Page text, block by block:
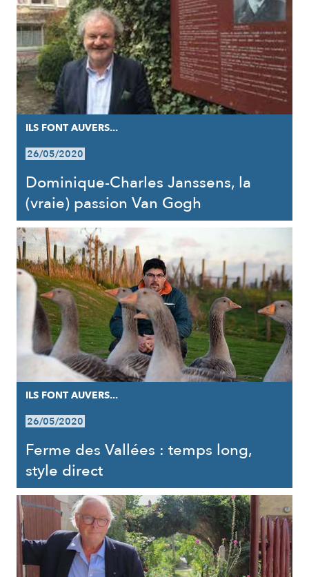
ILS FONT AUVERS...
26/05/2020
Dominique-Charles Janssens, la
(vraie) passion Van Gogh
ILS FONT AUVERS...
26/05/2020
Ferme des Vallées : temps long,
style direct